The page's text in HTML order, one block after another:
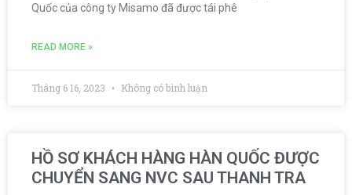
Quốc của công ty Misamo đã được tái phê
READ MORE »
Tháng 6 16, 2023 Không có bình luận
HỒ SƠ KHÁCH HÀNG HÀN QUỐC ĐƯỢC
CHUYỂN SANG NVC SAU THANH TRA